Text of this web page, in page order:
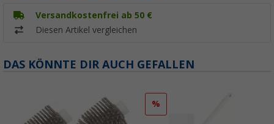
Versandkostenfrei ab 50 €
Diesen Artikel vergleichen
DAS KÖNNTE DIR AUCH GEFALLEN
%